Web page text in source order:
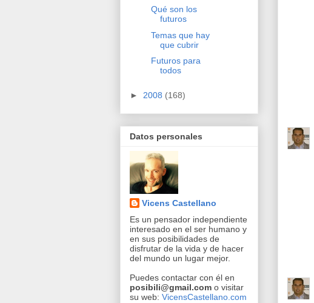
Qué son los
futuros
Temas que hay
que cubrir
Futuros para
todos
► 2008 (168)
Datos personales
Vicens Castellano
Es un pensador independiente
interesado en el ser humano y
en sus posibilidades de
disfrutar de la vida y de hacer
del mundo un lugar mejor.
Puedes contactar con él en
posibili@gmail.com o visitar
su web: VicensCastellano.com